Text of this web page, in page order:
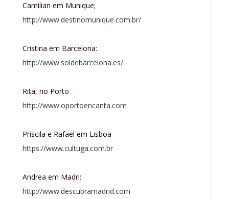
Camilian em Munique;
http://www.destinomunique.com.br/
Cristina em Barcelona:
http://www.soldebarcelona.es/
Rita, no Porto
http://www.oportoencanta.com
Priscila e Rafael em Lisboa
https://www.cultuga.com.br
Andrea em Madri:
http://www.descubramadrid.com